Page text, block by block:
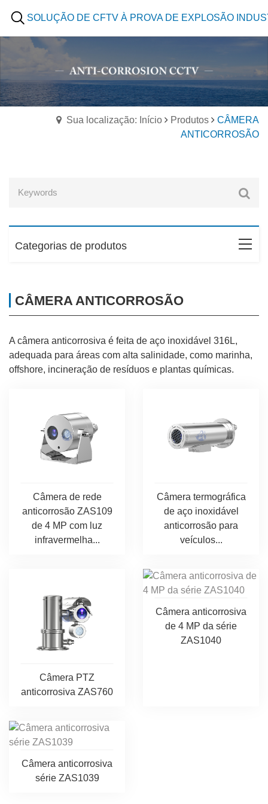
SOLUÇÃO DE CFTV À PROVA DE EXPLOSÃO
Sua localização: Início Produtos
CÂMERA
ANTICORROSÃO
Categorias de produtos
CÂMERA ANTICORROSÃO
A câmera anticorrosiva é feita de aço inoxidável 316L,
adequada para áreas com alta salinidade, como marinha,
offshore, incineração de resíduos e plantas químicas.
Câmera de rede
anticorrosão ZAS109
de 4 MP com luz
infravermelha...
Câmera termográfica
de aço inoxidável
anticorrosão para
veículos...
Câmera PTZ
anticorrosiva ZAS760
Câmera anticorrosiva
de 4 MP da série
ZAS1040
Câmera anticorrosiva
série ZAS1039